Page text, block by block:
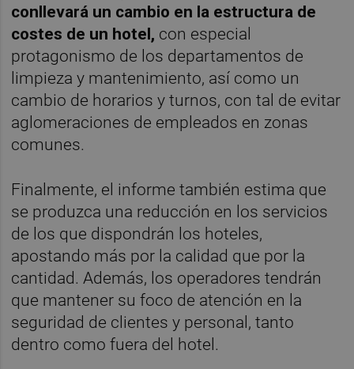
conllevará un cambio en la estructura de
costes de un hotel, con especial
protagonismo de los departamentos de
limpieza y mantenimiento, así como un
cambio de horarios y turnos, con tal de evitar
aglomeraciones de empleados en zonas
comunes.
Finalmente, el informe también estima que
se produzca una reducción en los servicios
de los que dispondrán los hoteles,
apostando más por la calidad que por la
cantidad. Además, los operadores tendrán
que mantener su foco de atención en la
seguridad de clientes y personal, tanto
dentro como fuera del hotel.